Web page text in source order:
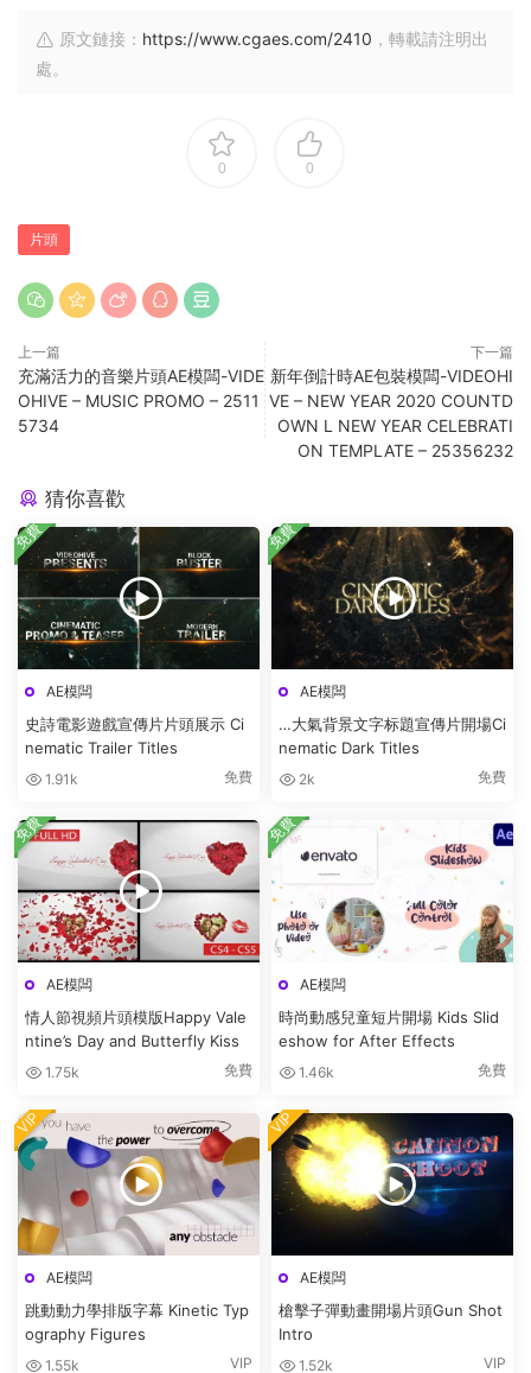
原文鏈接： https://www.cgaes.com/2410 ，轉載請注明出
處。
0 0
片頭
上一篇
充滿活力的音樂片頭AE模闆-VIDE
OHIVE – MUSIC PROMO – 2511
5734
下一篇
新年倒計時AE包裝模闆-VIDEOHI
VE – NEW YEAR 2020 COUNTD
OWN L NEW YEAR CELEBRATI
ON TEMPLATE – 25356232
猜你喜歡
AE模闆
史詩電影遊戲宣傳片片頭展示 Ci
nematic Trailer Titles
1.91k 免費
免費
AE模闆
…大氣背景文字标題宣傳片開場Ci
nematic Dark Titles
2k 免費
免費
AE模闆
情人節視頻片頭模版Happy Vale
ntine’s Day and Butterfly Kiss
1.75k 免費
免費
AE模闆
時尚動感兒童短片開場 Kids Slid
eshow for After Effects
1.46k 免費
免費
AE模闆
跳動動力學排版字幕 Kinetic Typ
ography Figures
1.55k VIP
VIP
AE模闆
槍擊子彈動畫開場片頭Gun Shot
Intro
1.52k VIP
VIP